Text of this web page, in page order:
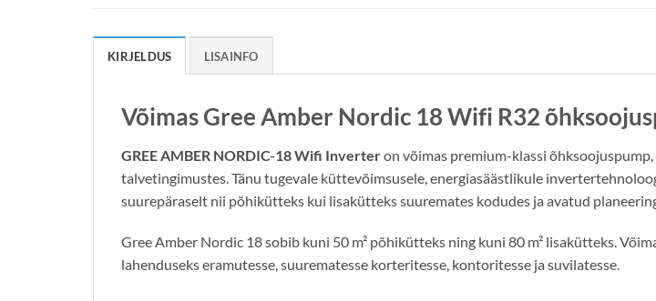
KIRJELDUS LISAINFO
Võimas Gree Amber Nordic 18 Wifi R32
GREE AMBER NORDIC-18 Wifi Inverteron võimas premium-klassi
talvetingimustes. Tänu tugevale küttevõimsusele, energiasäästlikule
suurepäraselt nii põhikütteks kui lisakütteks suuremates kodudes ja avatud
Gree Amber Nordic 18 sobib kuni 50 m² põhikütteks ning kuni 80 m² lisakütteks.
lahenduseks eramutesse, suurematesse korteritesse, kontoritesse ja suvilatesse.